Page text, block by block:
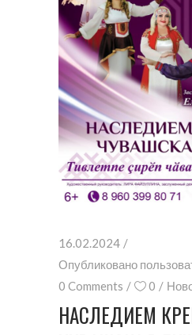
16.02.2024
Опубликовано
0 Comments
0
НАСЛЕДИЕМ